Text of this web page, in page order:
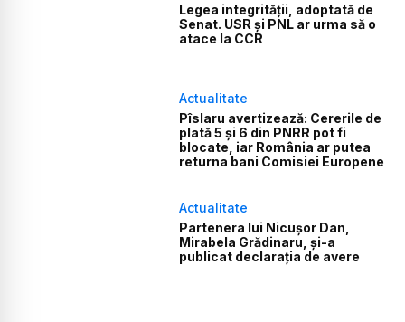
Legea integrității, adoptată de
Senat. USR și PNL ar urma să o
atace la CCR
Actualitate
Pîslaru avertizează: Cererile de
plată 5 și 6 din PNRR pot fi
blocate, iar România ar putea
returna bani Comisiei Europene
Actualitate
Partenera lui Nicușor Dan,
Mirabela Grădinaru, și-a
publicat declarația de avere